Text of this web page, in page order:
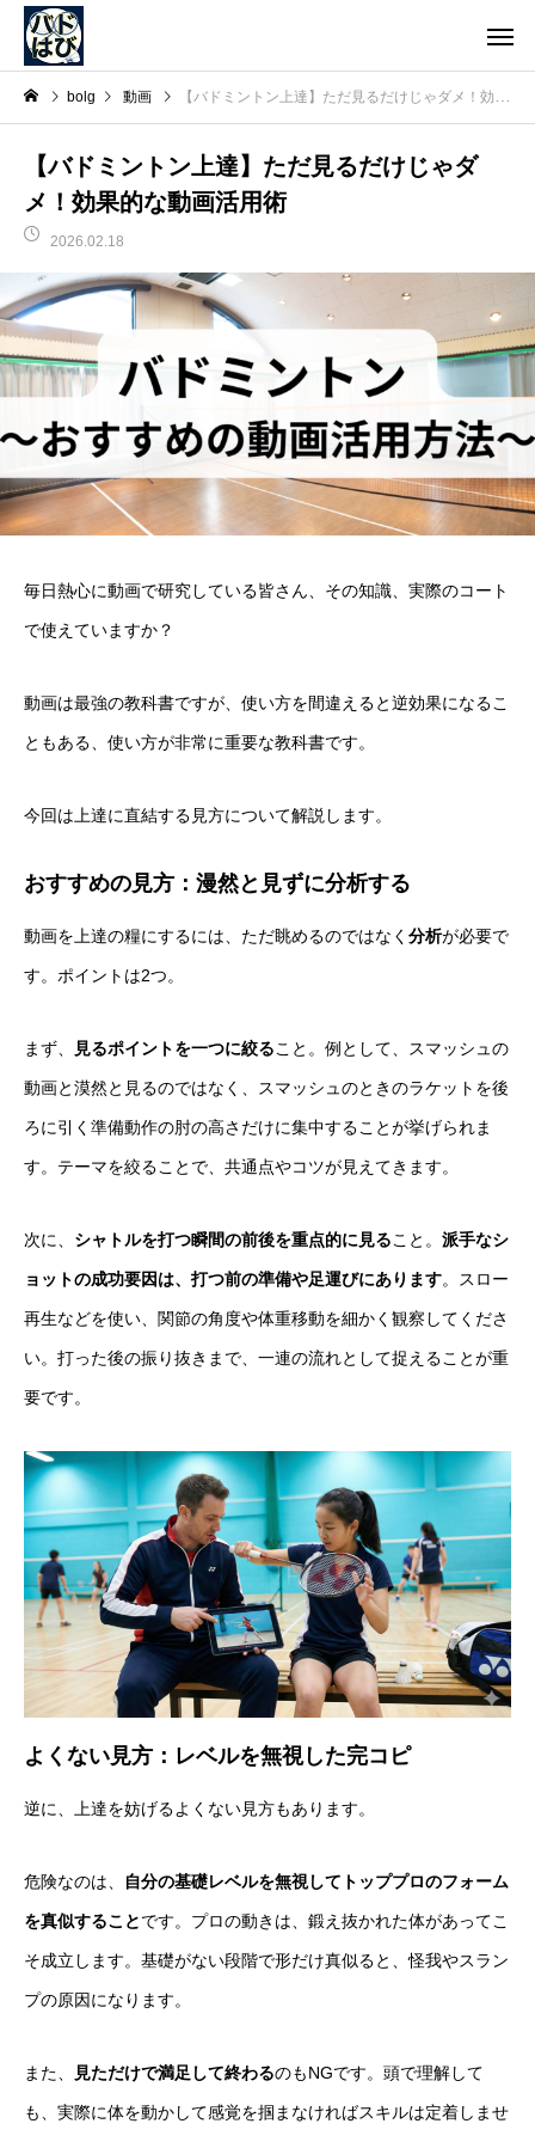
bolg 動画 【バドミントン上達】ただ見るだけじゃダメ！効果的な動画活用術
【バドミントン上達】ただ見るだけじゃダ
メ！効果的な動画活用術
2026.02.18
毎日熱心に動画で研究している皆さん、その知識、実際のコート
で使えていますか？
動画は最強の教科書ですが、使い方を間違えると逆効果になるこ
ともある、使い方が非常に重要な教科書です。
今回は上達に直結する見方について解説します。
おすすめの見方：漫然と見ずに分析する
動画を上達の糧にするには、ただ眺めるのではなく 分析が必要で
す。ポイントは2つ。
まず、 見るポイントを一つに絞ること。例として、スマッシュの
動画と漠然と見るのではなく、スマッシュのときのラケットを後
ろに引く準備動作の肘の高さだけに集中することが挙げられま
す。テーマを絞ることで、共通点やコツが見えてきます。
次に、 シャトルを打つ瞬間の前後を重点的に見ること。 派手なシ
ョットの成功要因は、打つ前の準備や足運びにあります。スロー
再生などを使い、関節の角度や体重移動を細かく観察してくださ
い。打った後の振り抜きまで、一連の流れとして捉えることが重
要です。
よくない見方：レベルを無視した完コピ
逆に、上達を妨げるよくない見方もあります。
危険なのは、 自分の基礎レベルを無視してトッププロのフォーム
を真似することです。プロの動きは、鍛え抜かれた体があってこ
そ成立します。基礎がない段階で形だけ真似ると、怪我やスラン
プの原因になります。
また、 見ただけで満足して終わるのもNGです。頭で理解して
も、実際に体を動かして感覚を掴まなければスキルは定着しませ